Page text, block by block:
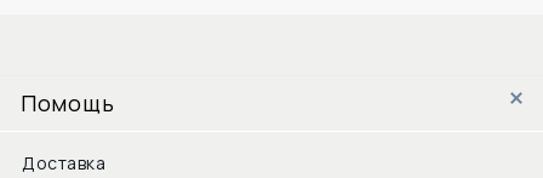
Помощь
Доставка